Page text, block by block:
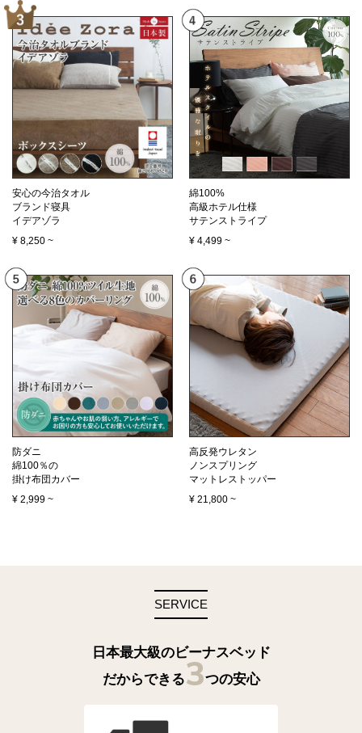
安心の今治タオル
ブランド寝具
イデアゾラ
¥ 8,250 ~
綿100%
高級ホテル仕様
サテンストライプ
¥ 4,499 ~
防ダニ
綿100％の
掛け布団カバー
¥ 2,999 ~
高反発ウレタン
ノンスプリング
マットレストッパー
¥ 21,800 ~
SERVICE
日本最大級のビーナスベッド
だからできる3つの安心